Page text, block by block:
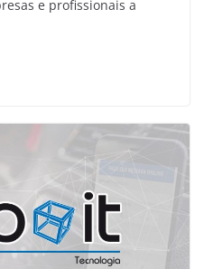
e profissionais a